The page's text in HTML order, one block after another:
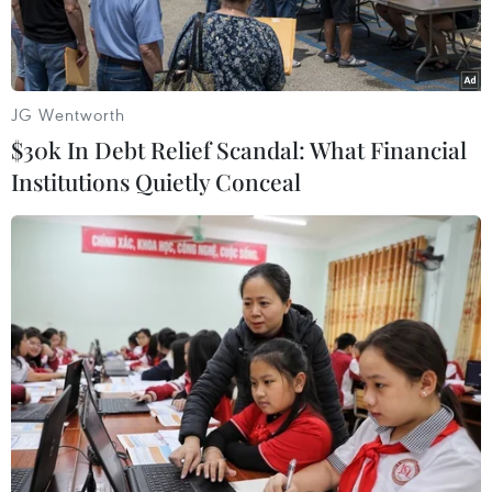
Hoa hậu Mai Phương: “Tôi chỉ có 1 trái tim nhưng có rất nhiều
tình yêu để trao đi”. (Ảnh: NVCC)
Hoa hậu Mai Phương vừa trải qua phần thi
thuyết trình dự án nhân ái tại Miss World lần
JG Wentworth
$30k In Debt Relief Scandal: What Financial
Institutions Quietly Conceal